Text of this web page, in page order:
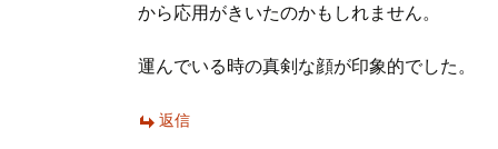
から応用がきいたのかもしれません。
運んでいる時の真剣な顔が印象的でした。
返信